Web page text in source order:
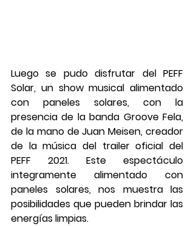
Luego se pudo disfrutar del PEFF
Solar, un show musical alimentado
con paneles solares, con la
presencia de la banda Groove Fela,
de la mano de Juan Meisen, creador
de la música del trailer oficial del
PEFF 2021. Este espectáculo
integramente alimentado con
paneles solares, nos muestra las
posibilidades que pueden brindar las
energías limpias.